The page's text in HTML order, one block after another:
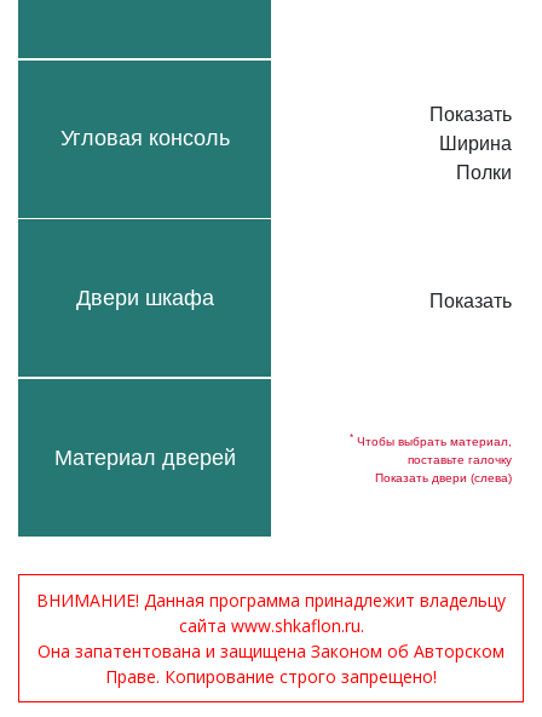
Угловая консоль
Двери шкафа
Материал дверей
Показать
Ширина
Полки
Показать
* Чтобы выбрать материал,
поставьте галочку
Показать двери (слева)
ВНИМАНИЕ! Данная программа принадлежит владельцу
сайта www.shkaflon.ru.
Она запатентована и защищена Законом об Авторском
Праве. Копирование строго запрещено!